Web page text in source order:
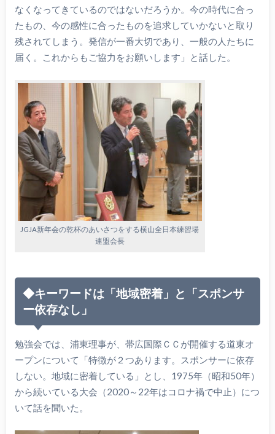
なくなってきているのではないだろうか。今の時代に合っ
たもの、今の感性に合ったものを追求していかないと取り
残されてしまう。発信が一番大切であり、一般の人たちに
届く。これからもご協力をお願いします」と話した。
JGJA新年会の乾杯のあいさつをする横山全日本練習場
連盟会長
◆キーワードは「地域密着」と「スポンサ
ー依存なし」
勉強会では、浦東理事が、帯広国際ＣＣが開催する道東オ
ープンについて「特徴が２つあります。スポンサーに依存
しない。地域に密着している」とし、1975年（昭和50年）
から続いている大会（2020～22年はコロナ禍で中止）につ
いて話を聞いた。